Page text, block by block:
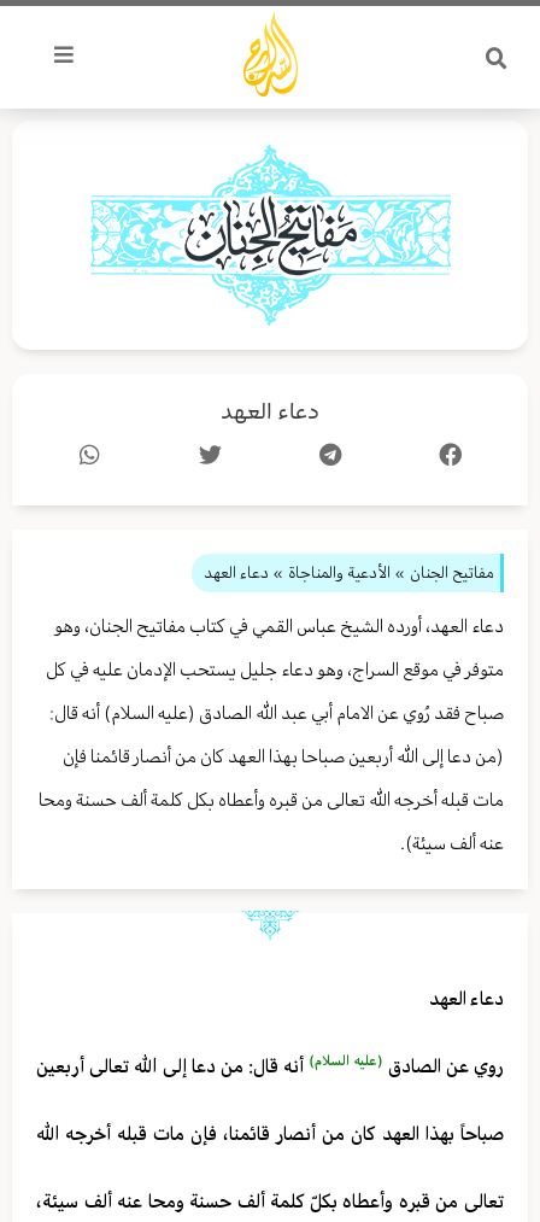
تخطي
المحتوى
دعاء العهد
مفاتيح الجنان » الأدعية والمناجاة » دعاء العهد
دعاء العهد، أورده الشيخ عباس القمي في كتاب مفاتيح الجنان، وهو
متوفر في موقع السراج، وهو دعاء جليل يستحب الإدمان عليه في كل
صباح فقد رُوي عن الامام أبي عبد الله الصادق (عليه السلام) أنه قال:
(من دعا إلى الله أربعين صباحا بهذا العهد كان من أنصار قائمنا فإن
مات قبله أخرجه الله تعالى من قبره وأعطاه بكل كلمة ألف حسنة ومحا
عنه ألف سيئة).
دعاء العهد
روي عن الصادق (عليه السلام) أنه قال: من دعا إلى الله تعالى أربعين
صباحاً بهذا العهد كان من أنصار قائمنا، فإن مات قبله أخرجه الله
تعالى من قبره وأعطاه بكلّ كلمة ألف حسنة ومحا عنه ألف سيئة،